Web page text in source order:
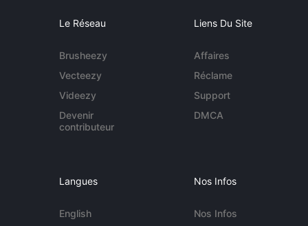
Le Réseau
Brusheezy
Vecteezy
Videezy
Devenir
contributeur
Liens Du Site
Affaires
Réclame
Support
DMCA
Langues
English
Nos Infos
Nos Infos